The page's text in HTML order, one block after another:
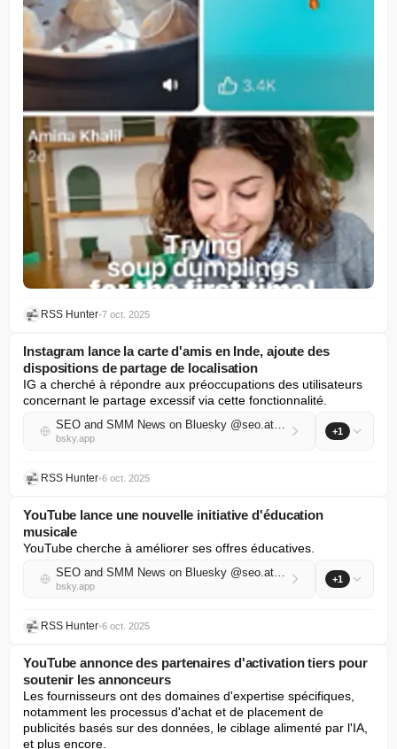
RSS Hunter•7 oct. 2025
Instagram lance la carte d'amis en Inde, ajoute des
dispositions de partage de localisation
IG a cherché à répondre aux préoccupations des utilisateurs
concernant le partage excessif via cette fonctionnalité.
SEO and SMM News on Bluesky @seo.at.thenote.app
bsky.app
+1
RSS Hunter•6 oct. 2025
YouTube lance une nouvelle initiative d'éducation
musicale
YouTube cherche à améliorer ses offres éducatives.
SEO and SMM News on Bluesky @seo.at.thenote.app
bsky.app
+1
RSS Hunter•6 oct. 2025
YouTube annonce des partenaires d'activation tiers pour
soutenir les annonceurs
Les fournisseurs ont des domaines d'expertise spécifiques,
notamment les processus d'achat et de placement de
publicités basés sur des données, le ciblage alimenté par l'IA,
et plus encore.